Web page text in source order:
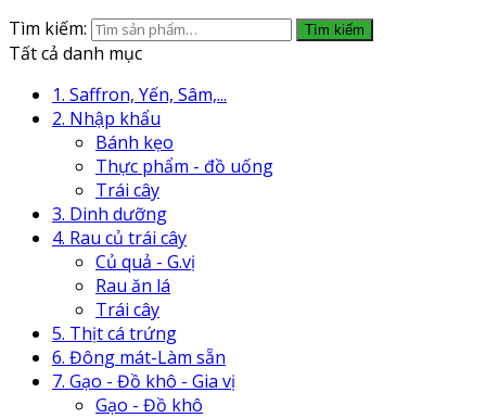
Tìm kiếm:
Tìm kiếm
Tất cả danh mục
1. Saffron, Yến, Sâm,...
2. Nhập khẩu
Bánh kẹo
Thực phẩm - đồ uống
Trái cây
3. Dinh dưỡng
4. Rau củ trái cây
Củ quả - G.vị
Rau ăn lá
Trái cây
5. Thịt cá trứng
6. Đông mát-Làm sẵn
7. Gạo - Đồ khô - Gia vị
Gạo - Đồ khô